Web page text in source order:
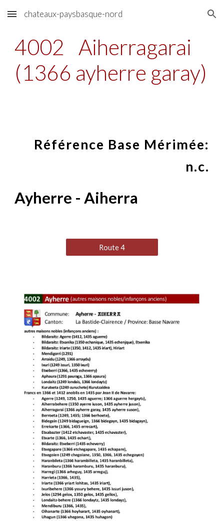
Skip to main content Skip to navigation
chateaux-paysbasque-nord
4002
Aiherragarai
(1366 ayherre garay)
Référence Base Mérimée:
n.c.
Ayherre - Aiherra
Route 4